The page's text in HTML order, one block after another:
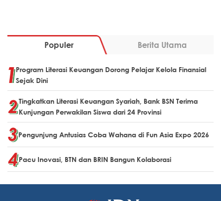
Populer Berita Utama
Program Literasi Keuangan Dorong Pelajar Kelola Finansial
Sejak Dini
Tingkatkan Literasi Keuangan Syariah, Bank BSN Terima
Kunjungan Perwakilan Siswa dari 24 Provinsi
Pengunjung Antusias Coba Wahana di Fun Asia Expo 2026
Pacu Inovasi, BTN dan BRIN Bangun Kolaborasi